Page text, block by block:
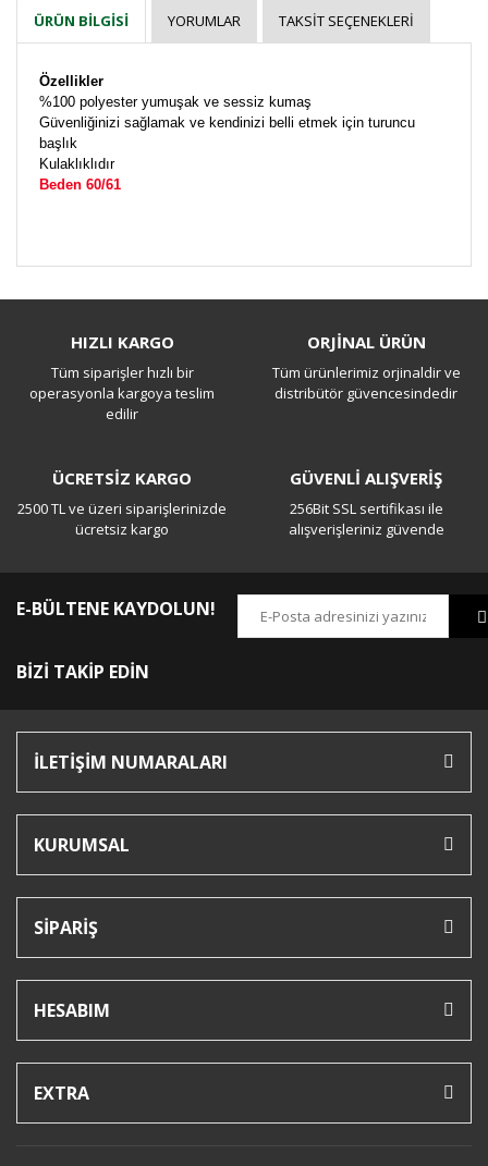
ÜRÜN BILGISI YORUMLAR TAKSIT SEÇENEKLERI
Özellikler
%100 polyester yumuşak ve sessiz kumaş
Güvenliğinizi sağlamak ve kendinizi belli etmek için turuncu
başlık
Kulaklıklıdır
Beden 60/61
Yorum Yaz
HIZLI KARGO
Tüm siparişler hızlı bir
operasyonla kargoya teslim
edilir
ORJİNAL ÜRÜN
Tüm ürünlerimiz orjinaldir ve
distribütör güvencesindedir
ÜCRETSİZ KARGO
2500 TL ve üzeri siparişlerinizde
ücretsiz kargo
GÜVENLİ ALIŞVERİŞ
256Bit SSL sertifikası ile
alışverişleriniz güvende
E-BÜLTENE KAYDOLUN!
BİZİ TAKİP EDİN
İLETİŞİM NUMARALARI
KURUMSAL
SİPARİŞ
HESABIM
EXTRA